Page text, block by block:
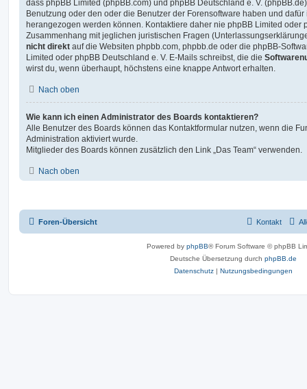
dass phpBB Limited (phpBB.com) und phpBB Deutschland e. V.
Benutzung oder den oder die Benutzer der Forensoftware haben und
herangezogen werden können. Kontaktiere daher nie phpBB Limited oder
Zusammenhang mit jeglichen juristischen Fragen
nicht direkt auf die Websiten phpbb.com, phpbb.de oder die phpBB-
Limited oder phpBB Deutschland e. V. E-Mails schreibst, die die
wirst du, wenn überhaupt, höchstens eine knappe Antwort erhalten.
Nach oben
Wie kann ich einen Administrator des Boards kontaktieren?
Alle Benutzer des Boards können das Kontaktformular nutzen, wenn die
Administration aktiviert wurde.
Mitglieder des Boards können zusätzlich den Link „Das Team“ verwenden.
Nach oben
Foren-Übersicht Kontakt
Powered by phpBB® Forum Software © phpBB
Deutsche Übersetzung durch phpBB.de
Datenschutz | Nutzungsbedingungen